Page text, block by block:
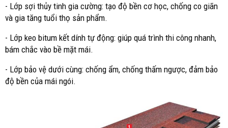
- Lớp sợi thủy tinh gia cường: tạo độ bền cơ học, chống co giãn
và gia tăng tuổi thọ sản phẩm.
- Lớp keo bitum kết dính tự động: giúp quá trình thi công nhanh,
bám chắc vào bề mặt mái.
- Lớp bảo vệ dưới cùng: chống ẩm, chống thấm ngược, đảm bảo
độ bền của mái ngói.